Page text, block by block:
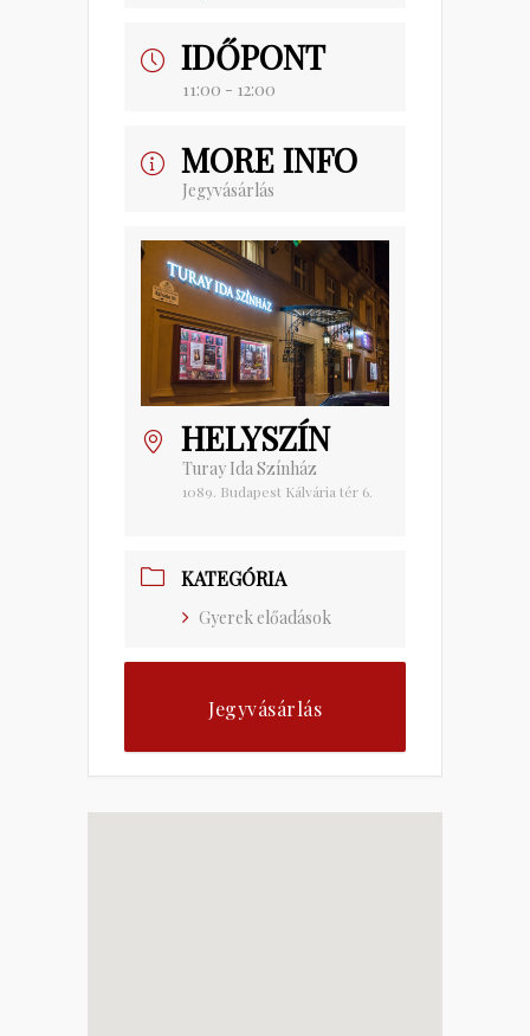
IDŐPONT
11:00 - 12:00
MORE INFO
Jegyvásárlás
HELYSZÍN
Turay Ida Színház
1089. Budapest Kálvária tér 6.
KATEGÓRIA
Gyerek előadások
Jegyvásárlás